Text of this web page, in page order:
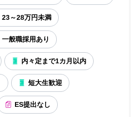
23～28万円未満
一般職採用あり
内々定まで1カ月以内
短大生歓迎
ES提出なし